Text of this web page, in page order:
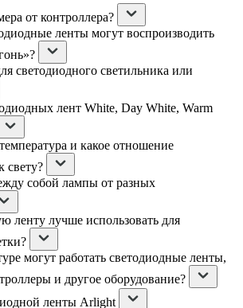
от контроллера?
ленты могут воспроизводить
светодиодного светильника или
лент White, Day White, Warm
и какое отношение
свету?
собой лампы от разных
ленту лучше использовать для
могут работать светодиодные ленты,
и другое оборудование?
ленты Arlight